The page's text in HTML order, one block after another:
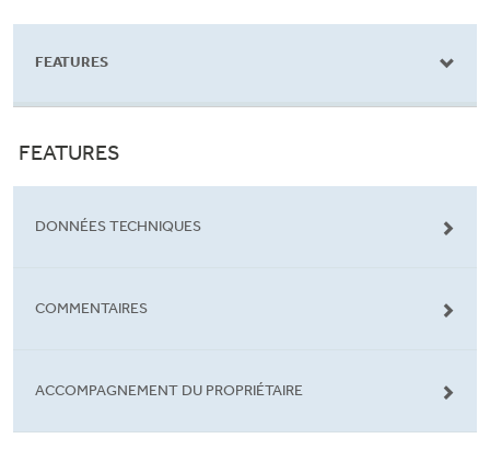
FEATURES
FEATURES
DONNÉES TECHNIQUES
COMMENTAIRES
ACCOMPAGNEMENT DU PROPRIÉTAIRE